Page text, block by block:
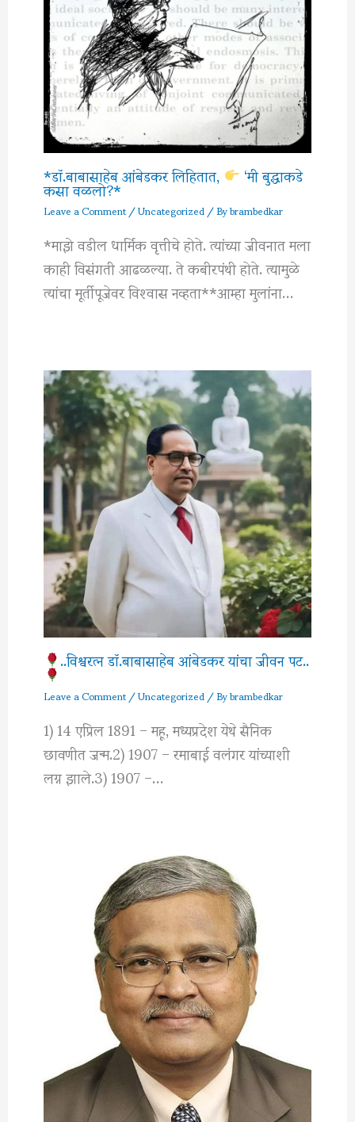
*डॉ.बाबासाहेब आंबेडकर लिहितात, ‘मी बुद्धाकडे
कसा वळलो?*
Leave a Comment/Uncategorized/ Bybrambedkar
*माझे वडील धार्मिक वृत्तीचे होते. त्यांच्या जीवनात मला
काही विसंगती आढळल्या. ते कबीरपंथी होते. त्यामुळे
त्यांचा मूर्तीपूजेवर विश्‍वास नव्हता**आम्हा मुलांना…
..विश्वरत्‍न डॉ.बाबासाहेब आंबेडकर यांचा जीवन पट..
Leave a Comment/Uncategorized/ Bybrambedkar
1) 14 एप्रिल 1891 – महू, मध्यप्रदेश येथे सैनिक
छावणीत जन्म.2) 1907 – रमाबाई वलंगर यांच्याशी
लग्न झाले.3) 1907 –…